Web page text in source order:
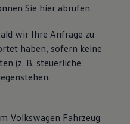
Sie hier abrufen.
wir Ihre Anfrage zu
haben, sofern keine
(z. B. steuerliche
Volkswagen Fahrzeug